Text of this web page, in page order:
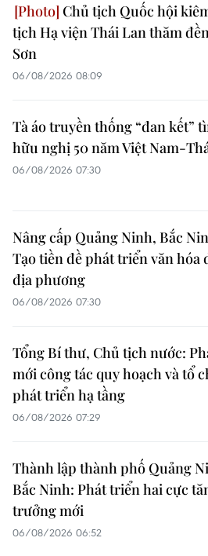
Chủ tịch Quốc hội
tịch Hạ viện Thái Lan thăm
Sơn
06/08/2026 08:09
Tà áo truyền thống “đan kết”
hữu nghị 50 năm Việt Nam-
06/08/2026 07:30
Nâng cấp Quảng Ninh, Bắc
Tạo tiền đề phát triển văn hóa
địa phương
06/08/2026 07:30
Tổng Bí thư, Chủ tịch nước:
mới công tác quy hoạch và tổ
phát triển hạ tầng
06/08/2026 07:29
Thành lập thành phố Quảng
Bắc Ninh: Phát triển hai cực
trưởng mới
06/08/2026 06:52